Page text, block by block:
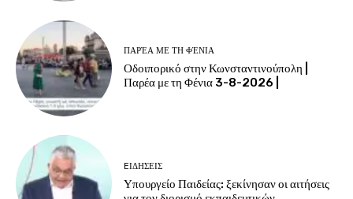
ΠΑΡΈΑ ΜΕ ΤΗ ΦΈΝΙΑ
Οδοιπορικό στην Κωνσταντινούπολη |
Παρέα με τη Φένια 3-8-2026 |
EΙΔΗΣΕΙΣ
Υπουργείο Παιδείας: ξεκίνησαν οι αιτήσεις